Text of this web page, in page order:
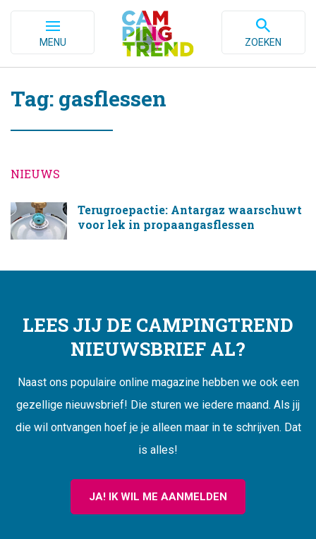
MENU ZOEKEN
Tag: gasflessen
NIEUWS
Terugroepactie: Antargaz waarschuwt
voor lek in propaangasflessen
LEES JIJ DE CAMPINGTREND
NIEUWSBRIEF AL?
Naast ons populaire online magazine hebben we ook een
gezellige nieuwsbrief! Die sturen we iedere maand. Als jij
die wil ontvangen hoef je je alleen maar in te schrijven. Dat
is alles!
JA! IK WIL ME AANMELDEN